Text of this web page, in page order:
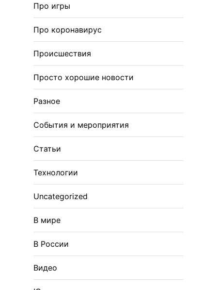
Про игры
Про коронавирус
Происшествия
Просто хорошие новости
Разное
События и мероприятия
Статьи
Технологии
Uncategorized
В мире
В России
Видео